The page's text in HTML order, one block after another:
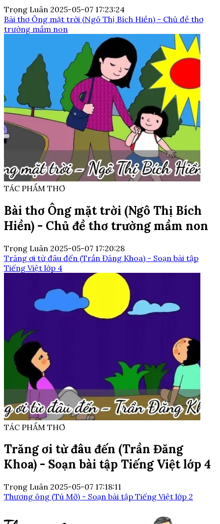
Trọng Luân 2025-05-07 17:23:24
Bài thơ Ông mặt trời (Ngô Thị Bích Hiền) - Chủ đề thơ
trường mầm non
TÁC PHẨM THƠ
Bài thơ Ông mặt trời (Ngô Thị Bích
Hiền) - Chủ đề thơ trường mầm non
Trọng Luân 2025-05-07 17:20:28
Trăng ơi từ đâu đến (Trần Đăng Khoa) - Soạn bài tập
Tiếng Việt lớp 4
TÁC PHẨM THƠ
Trăng ơi từ đâu đến (Trần Đăng
Khoa) - Soạn bài tập Tiếng Việt lớp 4
Trọng Luân 2025-05-07 17:18:11
Thương ông (Tú Mỡ) - Soạn bài tập Tiếng Việt lớp 2